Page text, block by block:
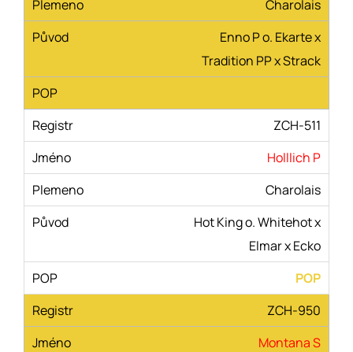
Charolais
Enno P o. Ekarte x
Tradition PP x Strack
ZCH-511
Holllich P
Charolais
Hot King o. Whitehot x
Elmar x Ecko
POP
ZCH-950
Montana S